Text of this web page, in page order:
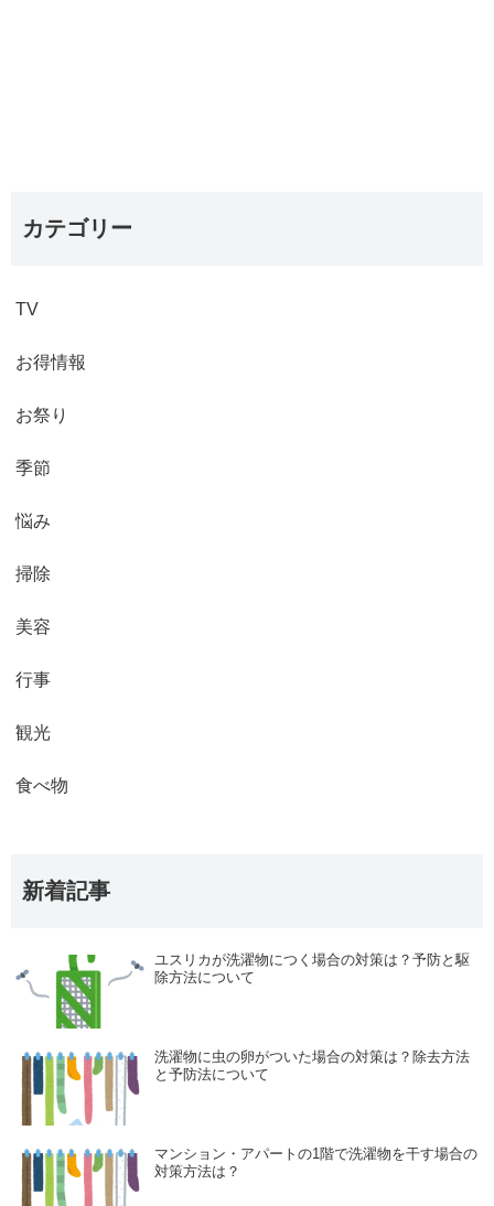
カテゴリー
TV
お得情報
お祭り
季節
悩み
掃除
美容
行事
観光
食べ物
新着記事
ユスリカが洗濯物につく場合の対策は？予防と駆
除方法について
洗濯物に虫の卵がついた場合の対策は？除去方法
と予防法について
マンション・アパートの1階で洗濯物を干す場合の
対策方法は？